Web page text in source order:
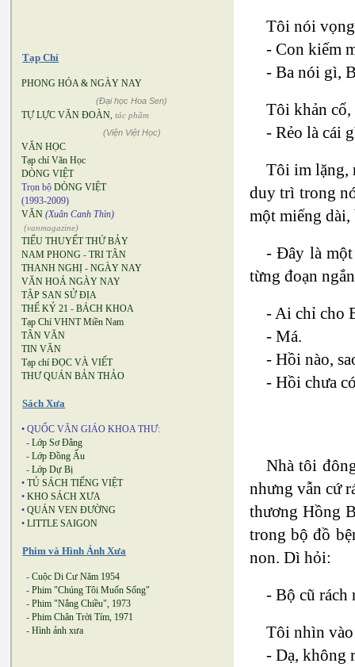
Tạp Chí
PHONG HÓA & NGÀY NAY
(Đại học Hoa Sen)
TỰ LỰC VĂN ĐOÀN, tác phẩm
(Viện Việt Học)
VĂN HỌC
Tạp chí Văn Học
DÒNG VIỆT
Trọn bộ DÒNG VIỆT
(1993-2009)
VĂN (Xuân Canh Thìn)
(vanmagazine)
TIỂU THUYẾT THỨ BẢY
NAM PHONG - TRI TÂN
THANH NGHỊ - NGÀY NAY
VĂN HOÁ NGÀY NAY
TẬP SAN SỬ ĐỊA
THẾ KỶ 21 - BÁCH KHOA
Tạp Chí VHNT Miền Nam
TÂN VĂN
TIN VĂN
Tạp chí ĐỌC VÀ VIẾT
THƯ QUÁN BẢN THẢO
Sách Xưa
• QUỐC VĂN GIÁO KHOA THƯ:
- Lớp Sơ Đẳng
- Lớp Đồng Ấu
- Lớp Dự Bị
• TỦ SÁCH TIẾNG VIỆT
• KHO SÁCH XƯA
• QUÁN VEN ĐƯỜNG
• LITTLE SAIGON
Phim và Hình Ảnh Xưa
- Cuộc Di Cư Năm 1954
- Phim "Chúng Tôi Muốn Sống"
- Phim "Nắng Chiều", 1973
- Phim Chân Trời Tím, 1971
- Hình ảnh xưa
Tôi nói
- Con kiếm
- Ba nói gì,
Tôi khản
- Rẻo là cái
Tôi im lặng,
duy trì trong
một miếng dài,
- Đây là một
từng đoạn
- Ai chỉ cho
- Má.
- Hồi nào,
- Hồi chưa
Nhà tôi
nhưng vẫn cứ
thương Hồng
trong bộ đồ
non. Dì hỏi:
- Bộ cũ rách
Tôi nhìn
- Dạ, không